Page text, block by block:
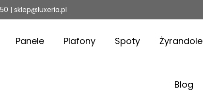
| sklep@luxeria.pl
Panele Plafony Spoty Żyrandole
Blog